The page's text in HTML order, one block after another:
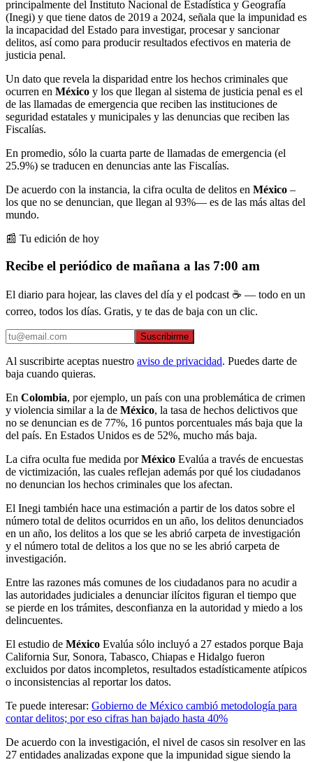
principalmente del Instituto Nacional de Estadística y Geografía
(Inegi) y que tiene datos de 2019 a 2024, señala que la impunidad es
la incapacidad del Estado para investigar, procesar y sancionar
delitos, así como para producir resultados efectivos en materia de
justicia penal.
Un dato que revela la disparidad entre los hechos criminales que
ocurren en México y los que llegan al sistema de justicia penal es el
de las llamadas de emergencia que reciben las instituciones de
seguridad estatales y municipales y las denuncias que reciben las
Fiscalías.
En promedio, sólo la cuarta parte de llamadas de emergencia (el
25.9%) se traducen en denuncias ante las Fiscalías.
De acuerdo con la instancia, la cifra oculta de delitos en México –
los que no se denuncian, que llegan al 93%— es de las más altas del
mundo.
📰 Tu edición de hoy
Recibe el periódico de mañana a las 7:00 am
El diario para hojear, las claves del día y el podcast ☕ — todo en un
correo, todos los días. Gratis, y te das de baja con un clic.
Suscribirme
Al suscribirte aceptas nuestro aviso de privacidad. Puedes darte de
baja cuando quieras.
En Colombia, por ejemplo, un país con una problemática de crimen
y violencia similar a la de México, la tasa de hechos delictivos que
no se denuncian es de 77%, 16 puntos porcentuales más baja que la
del país. En Estados Unidos es de 52%, mucho más baja.
La cifra oculta fue medida porMéxico Evalúa a través de encuestas
de victimización, las cuales reflejan además por qué los ciudadanos
no denuncian los hechos criminales que los afectan.
El Inegi también hace una estimación a partir de los datos sobre el
número total de delitos ocurridos en un año, los delitos denunciados
en un año, los delitos a los que se les abrió carpeta de investigación
y el número total de delitos a los que no se les abrió carpeta de
investigación.
Entre las razones más comunes de los ciudadanos para no acudir a
las autoridades judiciales a denunciar ilícitos figuran el tiempo que
se pierde en los trámites, desconfianza en la autoridad y miedo a los
delincuentes.
El estudio de México Evalúa sólo incluyó a 27 estados porque Baja
California Sur, Sonora, Tabasco, Chiapas e Hidalgo fueron
excluidos por datos incompletos, resultados estadísticamente atípicos
o inconsistencias al reportar los datos.
Te puede interesar: Gobierno de México cambió metodología para
contar delitos; por eso cifras han bajado hasta 40%
De acuerdo con la investigación, el nivel de casos sin resolver en las
27 entidades analizadas expone que la impunidad sigue siendo la